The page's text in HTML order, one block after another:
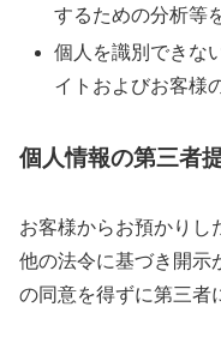
するための分析等
個人を識別できな
イトおよびお客様
個人情報の第三者
お客様からお預かりし
他の法令に基づき開示
の同意を得ずに第三者